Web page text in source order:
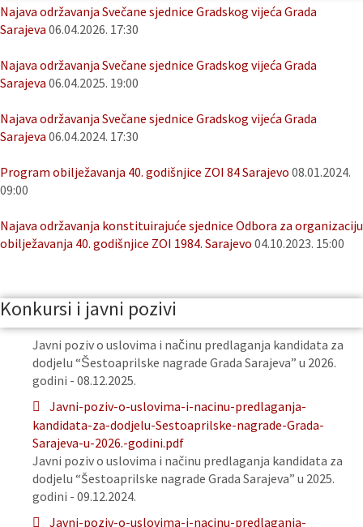
Najava održavanja Svečane sjednice Gradskog vijeća Grada
Sarajeva 06.04.2026. 17:30
Najava održavanja Svečane sjednice Gradskog vijeća Grada
Sarajeva 06.04.2025. 19:00
Najava održavanja Svečane sjednice Gradskog vijeća Grada
Sarajeva 06.04.2024. 17:30
Program obilježavanja 40. godišnjice ZOI 84 Sarajevo 08.01.2024.
09:00
Najava održavanja konstituirajuće sjednice Odbora za organizaciju
obilježavanja 40. godišnjice ZOI 1984. Sarajevo 04.10.2023. 15:00
Konkursi i javni pozivi
Javni poziv o uslovima i načinu predlaganja kandidata za
dodjelu “Šestoaprilske nagrade Grada Sarajeva” u 2026.
godini - 08.12.2025.
Javni-poziv-o-uslovima-i-nacinu-predlaganja-
kandidata-za-dodjelu-Sestoaprilske-nagrade-Grada-
Sarajeva-u-2026.-godini.pdf
Javni poziv o uslovima i načinu predlaganja kandidata za
dodjelu “Šestoaprilske nagrade Grada Sarajeva” u 2025.
godini - 09.12.2024.
Javni-poziv-o-uslovima-i-nacinu-predlaganja-